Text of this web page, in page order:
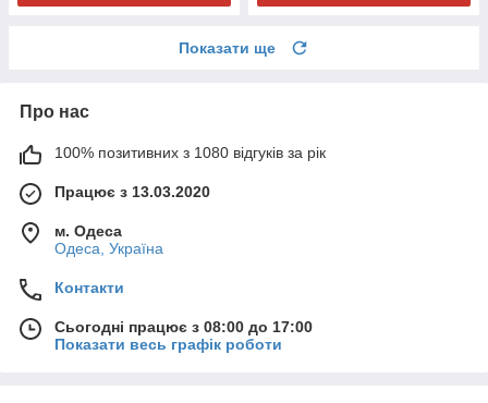
Показати ще
Про нас
100% позитивних з 1080 відгуків за рік
Працює з 13.03.2020
м. Одеса
Одеса, Україна
Контакти
Сьогодні працює з 08:00 до 17:00
Показати весь графік роботи